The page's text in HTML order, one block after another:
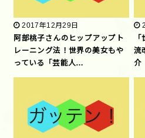
2017年12月29日
阿部桃子さんのヒップアップト
レーニング法！世界の美女もや
っている「芸能人…
流
介